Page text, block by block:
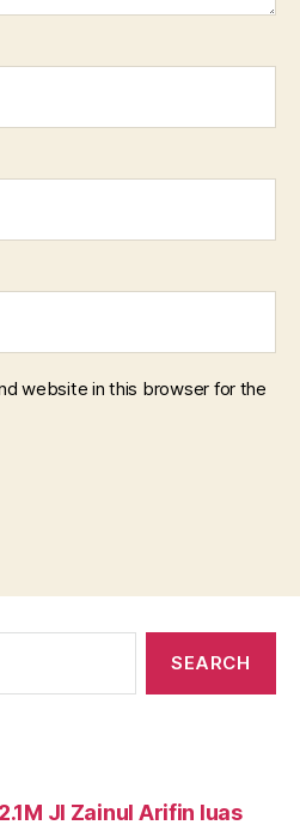
website in this browser for the
Jl Zainul Arifin luas